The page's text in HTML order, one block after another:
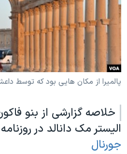
فرهنگ و زندگی
حقوق شهروندی
اقتصادی
علم و فناوری
اسرائیل در جنگ
آرشیو پخش زنده
مستندها
انتخابات ریاست جمهوری آمریکا ۲۰۲۴
حمله جمهوری اسلامی به اسرائیل
رمز مهسا
ورزش زنان در ایران
مجموعه مستندهای دادخواهی
تریبونال مردمی آبان ۹۸
دادگاه حمید نوری
دنبال کنید
زبانهای مختلف
پالمیرا از مکان هایی بود که توسط
خلاصه گزارشی از بنو
الیستر مک دانالد در روزنامه
جورنال